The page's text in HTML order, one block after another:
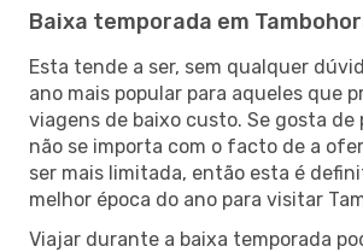
Baixa temporada em
Esta tende a ser, sem qualquer
ano mais popular para aqueles que
viagens de baixo custo. Se gosta de
não se importa com o facto de a
ser mais limitada, então esta é
melhor época do ano para visitar
Viajar durante a baixa temporada